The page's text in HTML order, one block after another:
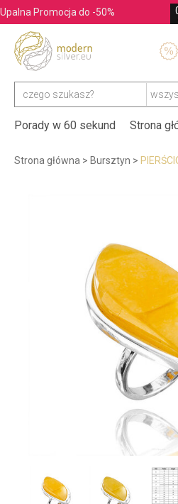
Upalna Promocja do -50%

Porady w 60 sekund Strona
Strona główna > Bursztyn >